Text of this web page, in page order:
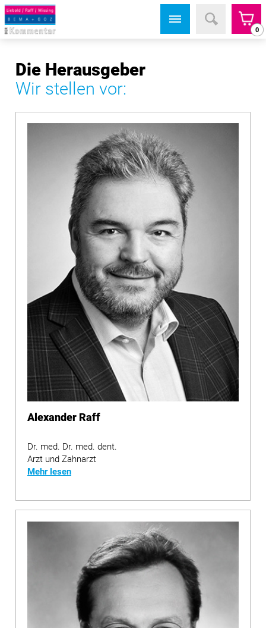
0
Die Herausgeber
Wir stellen vor:
Alexander Raff
Dr. med. Dr. med. dent.
Arzt und Zahnarzt
Mehr lesen